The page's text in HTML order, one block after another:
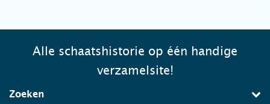
Alle schaatshistorie op één handige
verzamelsite!
Zoeken